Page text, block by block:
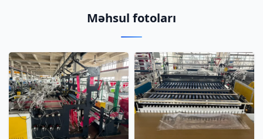
Məhsul fotoları